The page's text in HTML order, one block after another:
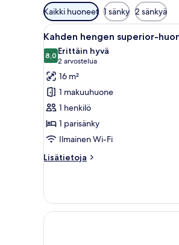
Huoneille
saatavilla
olevia
suodattimia
Kaikki huoneet 1 sänky 2 sänkyä
Avaa
kaikki
huonetyypin
Kahden
hengen
superior-
huone
yhdelle
kuvat
4
Kahden hengen superior-
8,08,0 kautta 10
Erittäin hyvä
2 arvostelua
(2
arvostelua)
16 m²
1 makuuhuone
1 henkilö
1 parisänky
Ilmainen Wi-Fi
Lisätietoja
Lisätietoja
superior-
huone
yhdelle